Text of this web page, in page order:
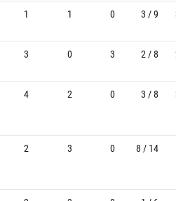
1 1 0 3 / 9
3 0 3 2 / 8
4 2 0 3 / 8
2 3 0 8 / 14